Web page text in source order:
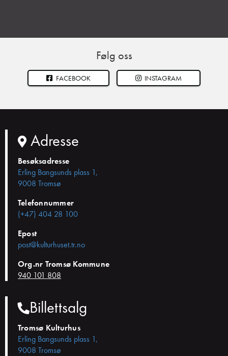
Følg oss
FACEBOOK INSTAGRAM
Adresse
Besøksadresse
Erling Bangsunds plass 1,
9008 Tromsø
Telefonnummer
(+47) 404 28 100
Epost
post@kulturhuset.tr.no
Org.nr Tromsø Kommune
940 101 808
Billettsalg
Tromsø Kulturhus
Erling Bangsunds plass 1,
9008 Tromsø